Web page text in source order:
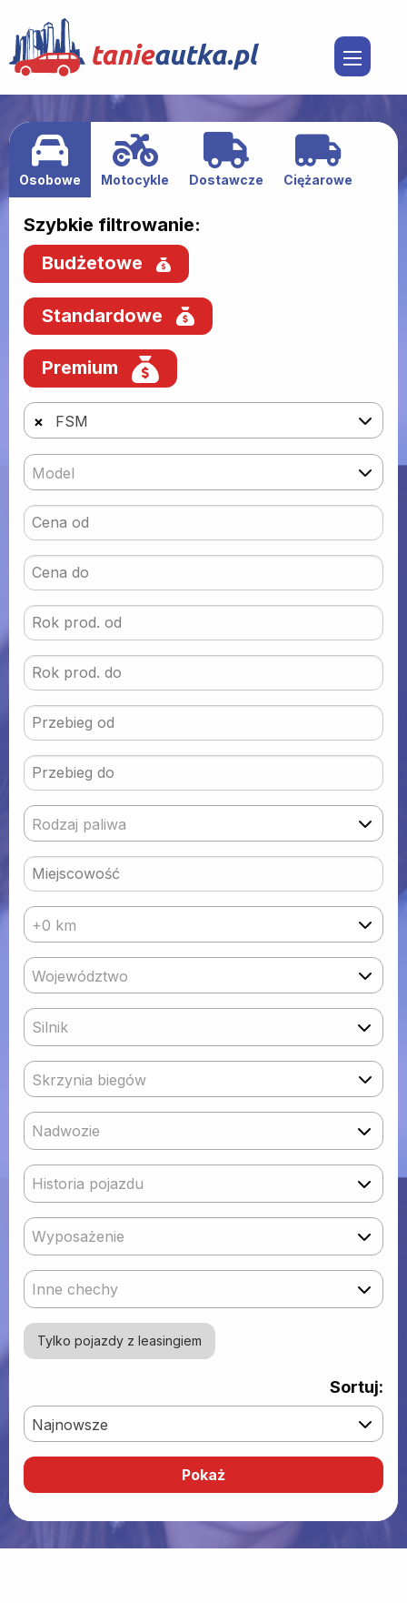
Osobowe Motocykle Dostawcze Ciężarowe
Szybkie filtrowanie:
Budżetowe
Standardowe
Premium
× FSM
Model
Rodzaj paliwa
+0 km
Województwo
Silnik
Skrzynia biegów
Nadwozie
Historia pojazdu
Wyposażenie
Inne chechy
Tylko pojazdy z leasingiem
Sortuj:
Najnowsze